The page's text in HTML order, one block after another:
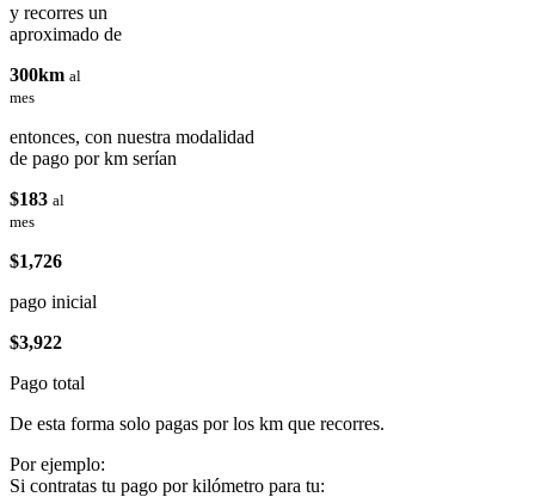
y recorres un
aproximado de
300km al
mes
entonces, con nuestra modalidad
de pago por km serían
$183 al
mes
$1,726
pago inicial
$3,922
Pago total
De esta forma solo pagas por los km que recorres.
Por ejemplo:
Si contratas tu pago por kilómetro para tu: